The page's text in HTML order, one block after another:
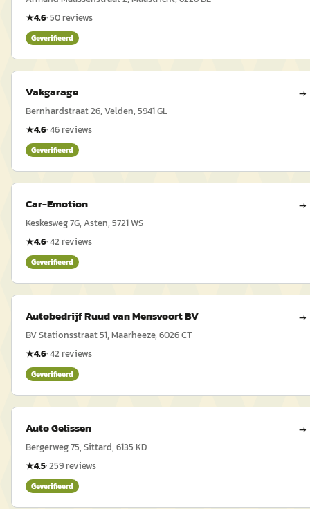
★4.6·50reviews
Geverifieerd
Vakgarage →
Bernhardstraat 26, Velden, 5941 GL
★4.6·46reviews
Geverifieerd
Car-Emotion →
Keskesweg 7G, Asten, 5721 WS
★4.6·42 reviews
Geverifieerd
Autobedrijf Ruud van Mensvoort BV →
BV Stationsstraat 51, Maarheeze, 6026 CT
★4.6·42 reviews
Geverifieerd
Auto Gelissen →
Bergerweg 75, Sittard, 6135 KD
★4.5·259reviews
Geverifieerd